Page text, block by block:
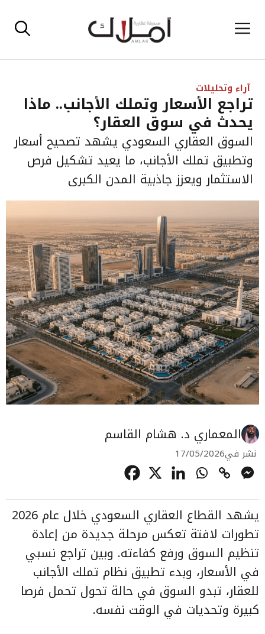
إلى القائمة
آراء وتحليلات
تراجع الأسعار وتملك الأجانب.. ماذا
يحدث في سوق العقار؟
السوق العقاري السعودي يشهد تصحيح أسعار
وتطبيق تملك الأجانب، ما يعيد تشكيل فرص
الاستثمار ويعزز جاذبية المدن الكبرى
المعماري د. هشام القاسم
نشر في17/05/2026
يشهد القطاع العقاري السعودي خلال عام 2026
تطورات لافتة تعكس مرحلة جديدة من إعادة
تنظيم السوق ورفع كفاءته. وبين تراجع نسبي
في الأسعار، وبدء تطبيق نظام تملك الأجانب
للعقار، تبدو السوق في حالة تحول تحمل فرصا
كبيرة وتحديات في الوقت نفسه.